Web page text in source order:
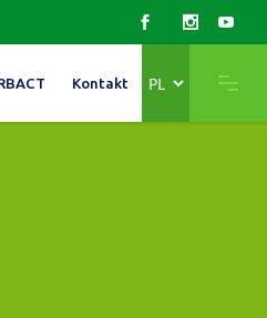
Kontakt
język